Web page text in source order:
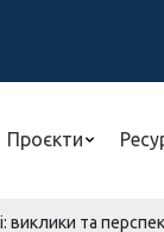
Проєкти
та